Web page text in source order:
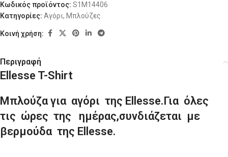
Κωδικός προϊόντος: S1M14406
Κατηγορίες: Αγόρι, Μπλούζες
Κοινή χρήση:
Περιγραφή
Ellesse T-Shirt
Μπλούζα για αγόρι της Ellesse.Για όλες
τις ώρες της ημέρας,συνδιάζεται με
βερμούδα της Ellesse.